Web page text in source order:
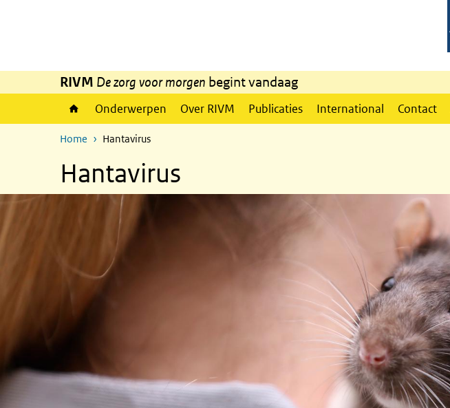
RIVM De zorg voor morgen begint vandaag
Onderwerpen Over RIVM Publicaties International Contact
Home Hantavirus
Hantavirus